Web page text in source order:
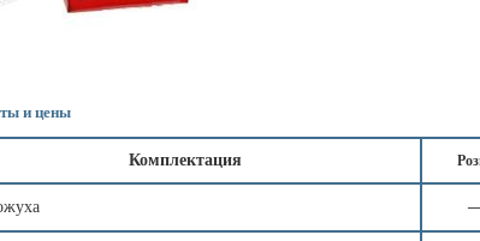
и цены
Комплектация